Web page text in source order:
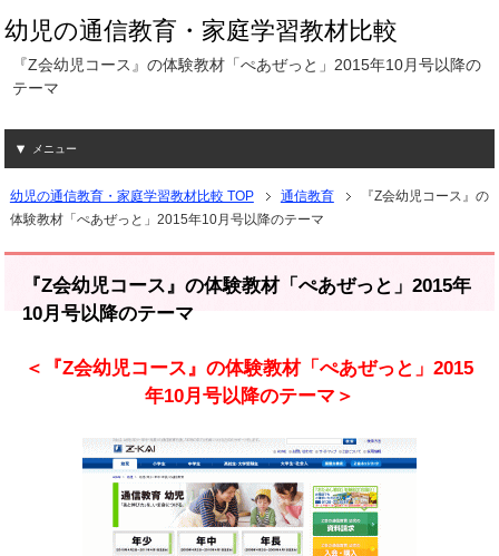
幼児の通信教育・家庭学習教材比較
『Z会幼児コース』の体験教材「ぺあぜっと」2015年10月号以降の
テーマ
メニュー
幼児の通信教育・家庭学習教材比較 TOP 通信教育
『Z会幼児コース』の
体験教材「ぺあぜっと」2015年10月号以降のテーマ
『Z会幼児コース』の体験教材「ぺあぜっと」2015年
10月号以降のテーマ
＜『Z会幼児コース』の体験教材「ぺあぜっと」2015
年10月号以降のテーマ＞